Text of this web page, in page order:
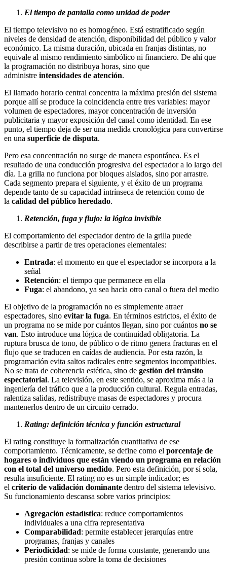
El tiempo de pantalla como unidad de poder
El tiempo televisivo no es homogéneo. Está estratificado según
niveles de densidad de atención, disponibilidad del público y valor
económico. La misma duración, ubicada en franjas distintas, no
equivale al mismo rendimiento simbólico ni financiero. De ahí que
la programación no distribuya horas, sino que
administre intensidades de atención.
El llamado horario central concentra la máxima presión del sistema
porque allí se produce la coincidencia entre tres variables: mayor
volumen de espectadores, mayor concentración de inversión
publicitaria y mayor exposición del canal como identidad. En ese
punto, el tiempo deja de ser una medida cronológica para convertirse
en una superficie de disputa.
Pero esa concentración no surge de manera espontánea. Es el
resultado de una conducción progresiva del espectador a lo largo del
día. La grilla no funciona por bloques aislados, sino por arrastre.
Cada segmento prepara el siguiente, y el éxito de un programa
depende tanto de su capacidad intrínseca de retención como de
la calidad del público heredado.
Retención, fuga y flujo: la lógica invisible
El comportamiento del espectador dentro de la grilla puede
describirse a partir de tres operaciones elementales:
Entrada: el momento en que el espectador se incorpora a la
señal
Retención: el tiempo que permanece en ella
Fuga: el abandono, ya sea hacia otro canal o fuera del medio
El objetivo de la programación no es simplemente atraer
espectadores, sino evitar la fuga. En términos estrictos, el éxito de
un programa no se mide por cuántos llegan, sino por cuántos no se
van. Esto introduce una lógica de continuidad obligatoria. La
ruptura brusca de tono, de público o de ritmo genera fracturas en el
flujo que se traducen en caídas de audiencia. Por esta razón, la
programación evita saltos radicales entre segmentos incompatibles.
No se trata de coherencia estética, sino de gestión del tránsito
espectatorial. La televisión, en este sentido, se aproxima más a la
ingeniería del tráfico que a la producción cultural. Regula entradas,
ralentiza salidas, redistribuye masas de espectadores y procura
mantenerlos dentro de un circuito cerrado.
Rating: definición técnica y función estructural
El rating constituye la formalización cuantitativa de ese
comportamiento. Técnicamente, se define como el porcentaje de
hogares o individuos que están viendo un programa en relación
con el total del universo medido. Pero esta definición, por sí sola,
resulta insuficiente. El rating no es un simple indicador; es
el criterio de validación dominante dentro del sistema televisivo.
Su funcionamiento descansa sobre varios principios:
Agregación estadística: reduce comportamientos
individuales a una cifra representativa
Comparabilidad: permite establecer jerarquías entre
programas, franjas y canales
Periodicidad: se mide de forma constante, generando una
presión continua sobre la toma de decisiones